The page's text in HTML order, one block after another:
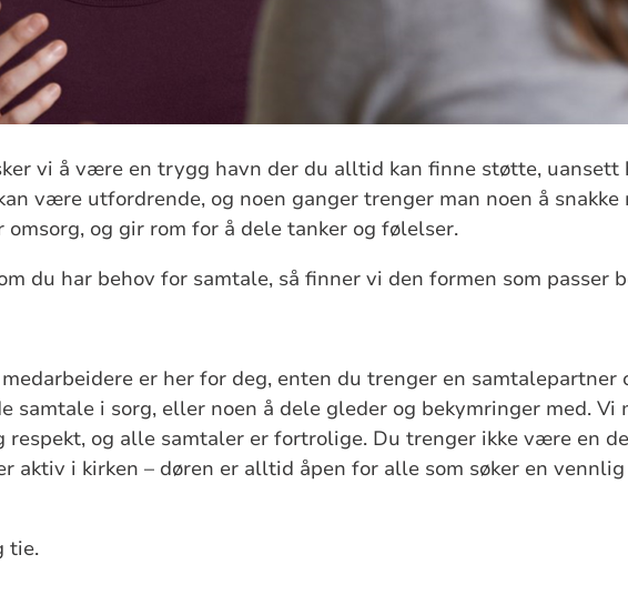
vi å være en trygg havn der du alltid kan finne støtte, uansett
være utfordrende, og noen ganger trenger man noen å snakke
omsorg, og gir rom for å dele tanker og følelser.
du har behov for samtale, så finner vi den formen som passer
er her for deg, enten du trenger en samtalepartner
samtale i sorg, eller noen å dele gleder og bekymringer med. Vi
respekt, og alle samtaler er fortrolige. Du trenger ikke være en
aktiv i kirken – døren er alltid åpen for alle som søker en
tie.